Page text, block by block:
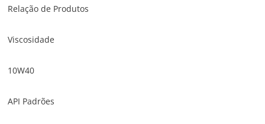
Relação de Produtos
Viscosidade
10W40
API Padrões